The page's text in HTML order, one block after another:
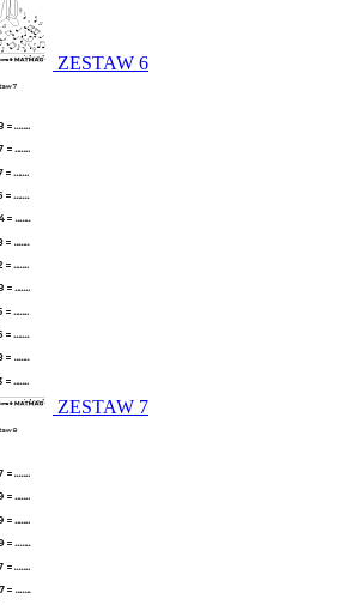
ZESTAW 6
ZESTAW 7